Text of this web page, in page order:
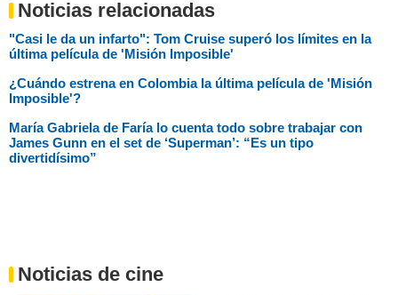
Noticias relacionadas
"Casi le da un infarto": Tom Cruise superó los límites en la
última película de 'Misión Imposible'
¿Cuándo estrena en Colombia la última película de 'Misión
Imposible'?
María Gabriela de Faría lo cuenta todo sobre trabajar con
James Gunn en el set de ‘Superman’: “Es un tipo
divertidísimo”
Noticias de cine